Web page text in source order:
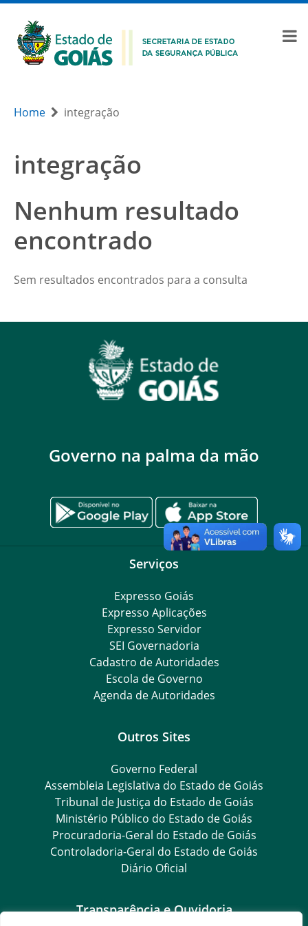
Home integração
integração
Nenhum resultado
encontrado
Sem resultados encontrados para a consulta
Governo na palma da mão
Serviços
Expresso Goiás
Expresso Aplicações
Expresso Servidor
SEI Governadoria
Cadastro de Autoridades
Escola de Governo
Agenda de Autoridades
Outros Sites
Governo Federal
Assembleia Legislativa do Estado de Goiás
Tribunal de Justiça do Estado de Goiás
Ministério Público do Estado de Goiás
Procuradoria-Geral do Estado de Goiás
Controladoria-Geral do Estado de Goiás
Diário Oficial
Transparência e Ouvidoria